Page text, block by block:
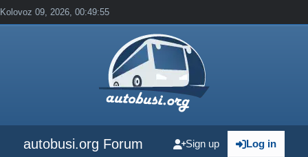
Kolovoz 09, 2026, 00:49:55
autobusi.org Forum Log in
Sign up